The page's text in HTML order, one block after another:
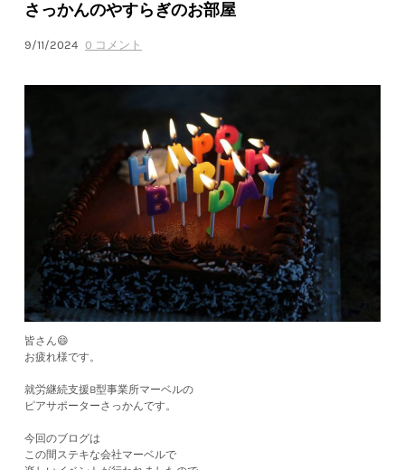
さっかんのやすらぎのお部屋
9/11/2024 0 コメント
皆さん😄
お疲れ様です。
就労継続支援B型事業所マーベルの
ピアサポーターさっかんです。
今回のブログは
この間ステキな会社マーベルで